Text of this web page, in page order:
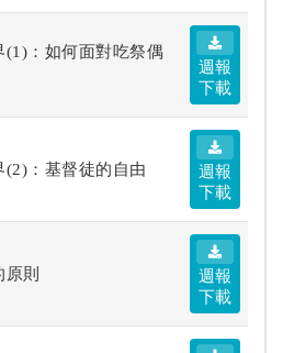
(1)：如何面對吃祭偶
週報
下載
(2)：基督徒的自由
週報
下載
則
週報
下載